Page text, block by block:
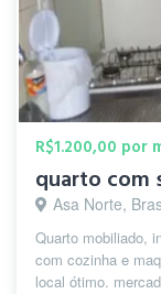
R$1.200,00 por
quarto com
Asa Norte,
Quarto mobiliado,
com cozinha e
local ótimo.